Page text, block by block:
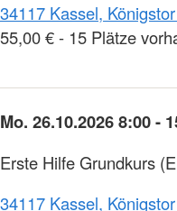
34117 Kassel,
55,00 € - 15 Plätze
Mo. 26.10.2026 8:00 -
Erste Hilfe Grundkurs
34117 Kassel,